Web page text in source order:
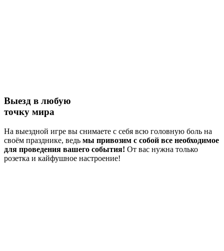
Выезд в любую
точку мира
На выездной игре вы снимаете с себя всю головную боль на
своём празднике, ведь мы привозим с собой все необходимое
для проведения вашего события! От вас нужна только
розетка и кайфушное настроение!